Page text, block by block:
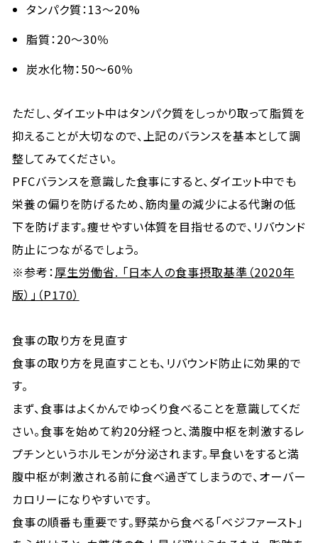
タンパク質：13〜20%
脂質：20〜30％
炭水化物：50〜60％
ただし、ダイエット中はタンパク質をしっかり取って脂質を
抑えることが大切なので、上記のバランスを基本として調
整してみてください。
PFCバランスを意識した食事にすると、ダイエット中でも
栄養の偏りを防げるため、筋肉量の減少による代謝の低
下を防げます。痩せやすい体質を目指せるので、リバウンド
防止につながるでしょう。
※参考：厚生労働省. 「日本人の食事摂取基準（2020年
版）」（P170）
食事の取り方を見直す
食事の取り方を見直すことも、リバウンド防止に効果的で
す。
まず、食事はよくかんでゆっくり食べることを意識してくだ
さい。食事を始めて約20分経つと、満腹中枢を刺激するレ
プチンというホルモンが分泌されます。早食いをすると満
腹中枢が刺激される前に食べ過ぎてしまうので、オーバー
カロリーになりやすいです。
食事の順番も重要です。野菜から食べる「ベジファースト」